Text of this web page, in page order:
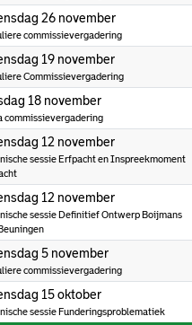
26 november2025
commissievergadering
19 november2025
Commissievergadering
18 november2025
commissievergadering
12 november2025
sessie Erfpacht en Inspreekmoment
12 november2025
sessie Definitief Ontwerp Boijmans
5 november2025
commissievergadering
15 oktober2025
sessie Funderingsproblematiek